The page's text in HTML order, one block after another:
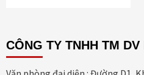
CÔNG TY TNHH TM